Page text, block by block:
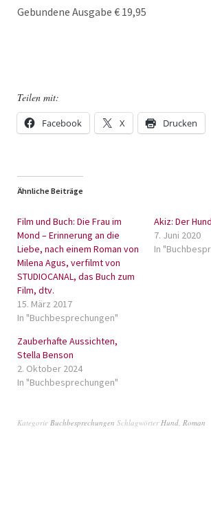
Gebundene Ausgabe € 19,95
Teilen mit:
Facebook X Drucken
Ähnliche Beiträge
Film und Buch: Die Frau im
Mond – Erinnerung an die
Liebe, nach einem Roman von
Milena Agus, verfilmt von
STUDIOCANAL, das Buch zum
Film, dtv.
15. März 2017
In "Buchbesprechungen"
Akiz: Der Hund
7. Juni 2020
In
Zauberhafte Aussichten,
Stella Benson
2. Oktober 2024
In "Buchbesprechungen"
Kategorie Buchbesprechungen SchlagwörterHund, Roman